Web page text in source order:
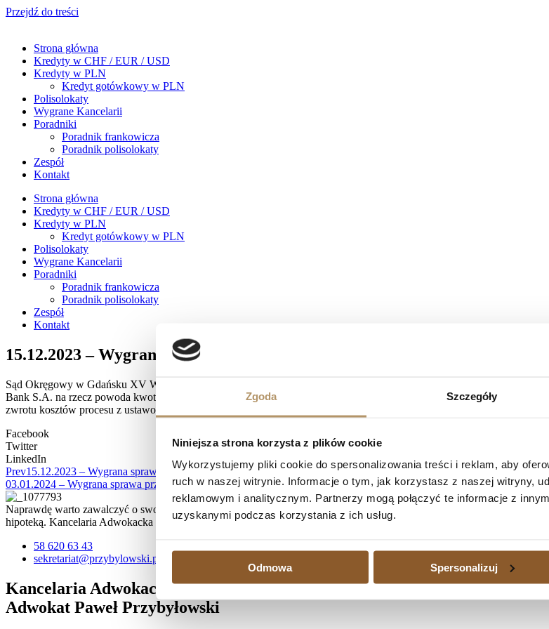
Zgoda Szczegóły
Niniejsza strona korzysta z plików cookie
Wykorzystujemy pliki cookie do spersonalizowania treści i reklam, aby
ruch w naszej witrynie. Informacje o tym, jak korzystasz z naszej witryny,
reklamowym i analitycznym. Partnerzy mogą połączyć te informacje z
uzyskanymi podczas korzystania z ich usług.
Odmowa Spersonalizuj
Przejdź do treści
Strona główna
Kredyty w CHF / EUR / USD
Kredyty w PLN
Kredyt gotówkowy w PLN
Polisolokaty
Wygrane Kancelarii
Poradniki
Poradnik frankowicza
Poradnik polisolokaty
Zespół
Kontakt
Strona główna
Kredyty w CHF / EUR / USD
Kredyty w PLN
Kredyt gotówkowy w PLN
Polisolokaty
Wygrane Kancelarii
Poradniki
Poradnik frankowicza
Poradnik polisolokaty
Zespół
Kontakt
15.12.2023 – Wygrana sprawa przeciwko Santander Consumer Bank S.A.
Sąd Okręgowy w Gdańsku XV Wydział Cywilny, referent SSO Beata Witkowska, wyrokiem z dnia 15 grudnia 2023
Bank S.A. na rzecz powoda kwotę 299.071,48 zł wraz z ustawowymi odsetkami za opóźnienie, liczonymi od dnia 12
zwrotu kosztów procesu z ustawowymi odsetkami za opóźnienie od dnia uprawomocnienia się orzeczenia do dnia zapłaty.
Facebook
Twitter
LinkedIn
Prev15.12.2023 – Wygrana sprawa przeciwko Santander Consumer Bank S.A.
03.01.2024 – Wygrana sprawa przeciwko Santander Consumer Bank S.A. – umowa kredytu nieważna w całościNastępny
Naprawdę warto zawalczyć o swoje prawa, zwłaszcza, jeśli spłata kredytu waloryzowanego do waluty jest dużym
hipoteką. Kancelaria Adwokacka działa na terenie Trójmiasta, ale zajmujemy się również sprawami kredytów
58 620 63 43
sekretariat@przybylowski.pl
Kancelaria Adwokacka
Adwokat Paweł Przybyłowski